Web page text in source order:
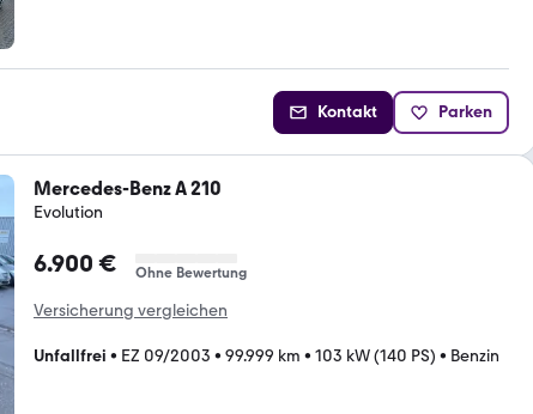
Kontakt Parken
Mercedes-Benz A 210
Evolution
6.900 € Ohne Bewertung
Versicherung vergleichen
Unfallfrei • EZ 09/2003 • 99.999 km • 103 kW (140 PS) • Benzin